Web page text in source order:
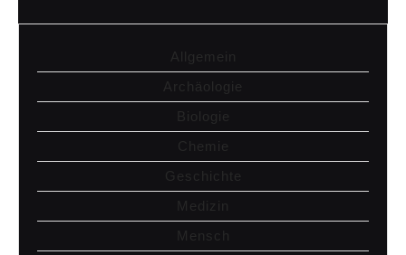
Allgemein
Archäologie
Biologie
Chemie
Geschichte
Medizin
Mensch